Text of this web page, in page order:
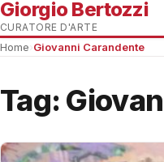
Giorgio Bertozzi
CURATORE D'ARTE
Home Giovanni Carandente
Tag: